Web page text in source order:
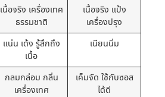
เนื้อจริง เครื่องเทศ
ธรรมชาติ
เนื้อจริง แป้ง
เครื่องปรุง
แน่น เด้ง รู้สึกถึง
เนื้อ
เนียนนิ่ม
กลมกล่อม กลิ่น
เครื่องเทศ
เค็มจัด ใช้กับซอส
ได้ดี